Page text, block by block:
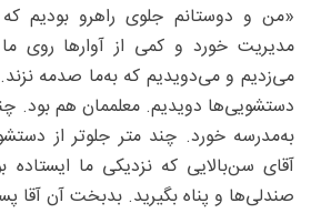
«من و دوستانم جلوی راهرو بودیم
مدیریت خورد و کمی از آوارها روی
می‌زدیم و می‌دویدیم که به‌ما صدمه
دستشویی‌ها دویدیم. معلممان هم بود.
به‌مدرسه خورد. چند متر جلوتر از
آقای سن‌بالایی که نزدیکی ما ایستاده
صندلی‌ها و پناه بگیرید. بدبخت آن